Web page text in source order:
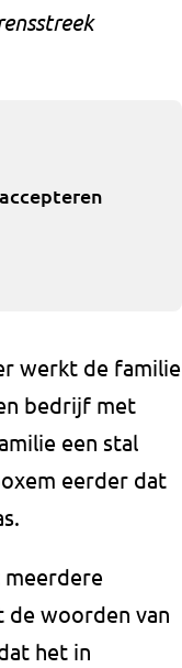
werkt de familie
bedrijf met
een stal
eerder dat
de woorden van
het in